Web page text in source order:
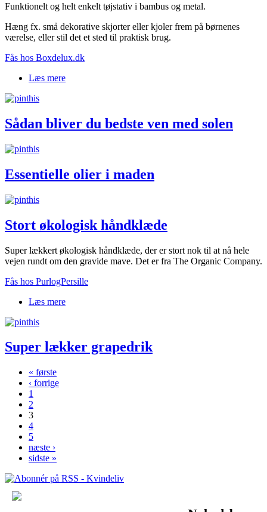
Funktionelt og helt enkelt tøjstativ i bambus og metal.
Hæng fx. små dekorative skjorter eller kjoler frem på børnenes
værelse, eller stil det et sted til praktisk brug.
Fås hos Boxdelux.dk
Læs mere
Sådan bliver du bedste ven med solen
Essentielle olier i maden
Stort økologisk håndklæde
Super lækkert økologisk håndklæde, der er stort nok til at nå hele
vejen rundt om den gravide mave. Det er fra The Organic Company.
Fås hos PurlogPersille
Læs mere
Super lækker grapedrik
Sider
« første
‹ forrige
1
2
3
4
5
næste ›
sidste »